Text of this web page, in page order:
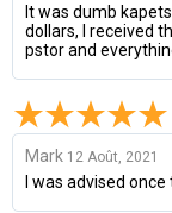
It was dumb
dollars, I received
pstor and
Mark 12 Août, 2021
I was advised once